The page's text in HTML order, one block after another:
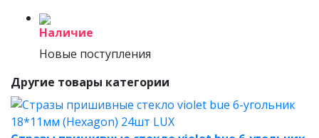
Наличие
Новые поступления
Другие товары категории